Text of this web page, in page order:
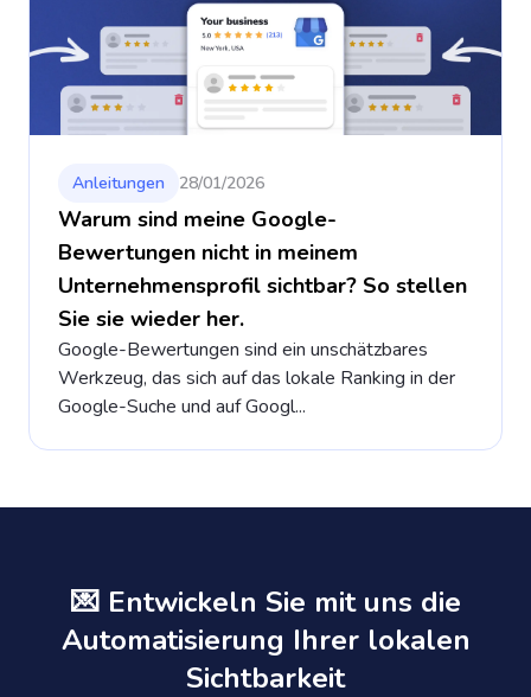
Anleitungen 28/01/2026
Warum sind meine Google-
Bewertungen nicht in meinem
Unternehmensprofil sichtbar? So stellen
Sie sie wieder her.
Google-Bewertungen sind ein unschätzbares
Werkzeug, das sich auf das lokale Ranking in der
Google-Suche und auf Googl...
💌 Entwickeln Sie mit uns die
Automatisierung Ihrer lokalen
Sichtbarkeit